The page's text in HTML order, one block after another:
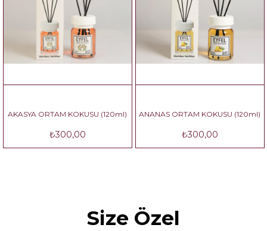
AKASYA ORTAM KOKUSU (120ml)
₺300,00
ANANAS ORTAM KOKUSU (120ml)
₺300,00
Size Özel